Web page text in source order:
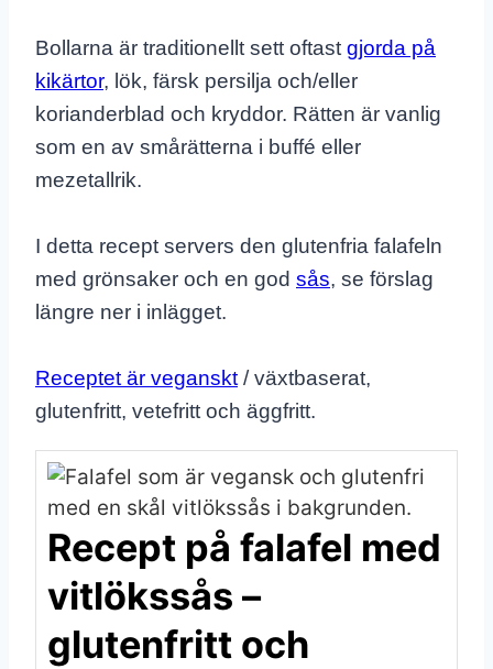
Bollarna är traditionellt sett oftast gjorda på
kikärtor, lök, färsk persilja och/eller
korianderblad och kryddor. Rätten är vanlig
som en av smårätterna i buffé eller
mezetallrik.
I detta recept servers den glutenfria falafeln
med grönsaker och en god sås, se förslag
längre ner i inlägget.
Receptet är veganskt/ växtbaserat,
glutenfritt, vetefritt och äggfritt.
Recept på falafel med
vitlökssås –
glutenfritt och